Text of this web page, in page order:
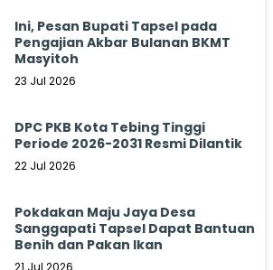
Ini, Pesan Bupati Tapsel pada
Pengajian Akbar Bulanan BKMT
Masyitoh
23 Jul 2026
DPC PKB Kota Tebing Tinggi
Periode 2026-2031 Resmi Dilantik
22 Jul 2026
Pokdakan Maju Jaya Desa
Sanggapati Tapsel Dapat Bantuan
Benih dan Pakan Ikan
21 Jul 2026